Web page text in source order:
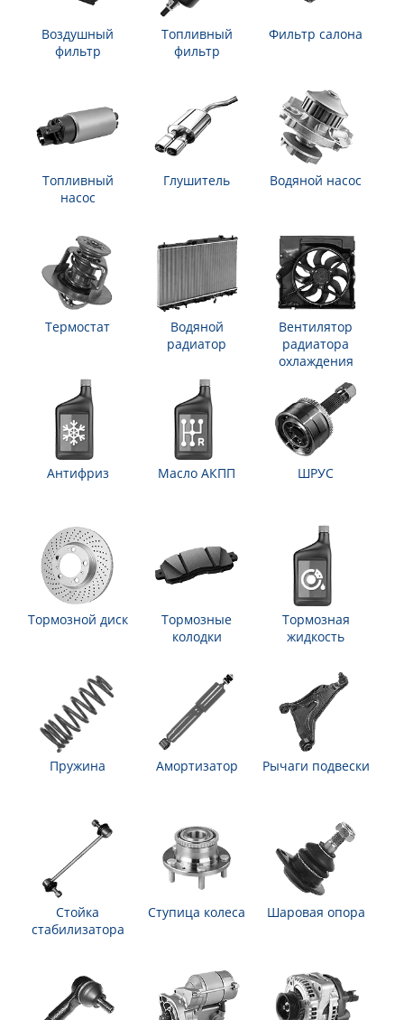
Воздушный
фильтр
Топливный
фильтр
Фильтр салона
Топливный
насос
Глушитель Водяной насос
Термостат
Водяной
радиатор
Вентилятор
радиатора
охлаждения
Антифриз Масло АКПП ШРУС
Тормозной диск
Тормозные
колодки
Тормозная
жидкость
Пружина Амортизатор Рычаги подвески
Стойка
стабилизатора
Ступица колеса Шаровая опора